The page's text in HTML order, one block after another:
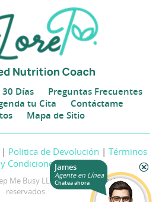
Días
Preguntas Frecuentes
tu Cita
Contáctame
Mapa de Sitio
| Politica de Devolución | Términos
y Condiciones
Me Busy LLC. Todos los derechos
reservados.
James
Agente en Línea
Chatea ahora